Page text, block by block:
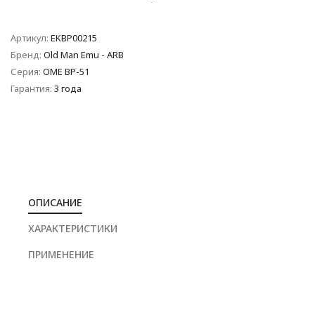
Артикул: EKBP00215
Бренд: Old Man Emu - ARB
Серия: OME BP-51
Гарантия: 3 года
ОПИСАНИЕ
ХАРАКТЕРИСТИКИ
ПРИМЕНЕНИЕ